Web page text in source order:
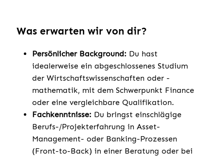
Was erwarten wir von dir?
Persönlicher Background: Du hast
idealerweise ein abgeschlossenes Studium
der Wirtschaftswissenschaften oder -
mathematik, mit dem Schwerpunkt Finance
oder eine vergleichbare Qualifikation.
Fachkenntnisse: Du bringst einschlägige
Berufs-/Projekterfahrung in Asset-
Management- oder Banking-Prozessen
(Front-to-Back) in einer Beratung oder bei